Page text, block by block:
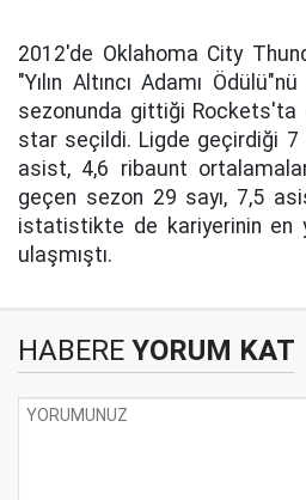
2012'de Oklahoma City
"Yılın Altıncı Adamı
sezonunda gittiği Rockets'ta
star seçildi. Ligde geçirdiği 7
asist, 4,6 ribaunt
geçen sezon 29 sayı, 7,5
istatistikte de kariyerinin en
ulaşmıştı.
HABERE YORUM KAT